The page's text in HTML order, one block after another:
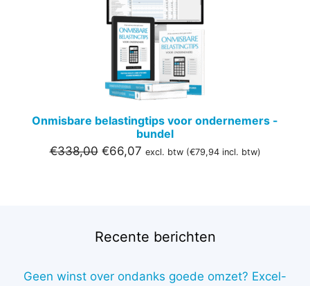
Onmisbare belastingtips voor ondernemers -
bundel
€338,00 Oorspronkelijke
€66,07Huidige
excl. btw (€79,94incl. btw)
Recente berichten
Geen winst over ondanks goede omzet? Excel-